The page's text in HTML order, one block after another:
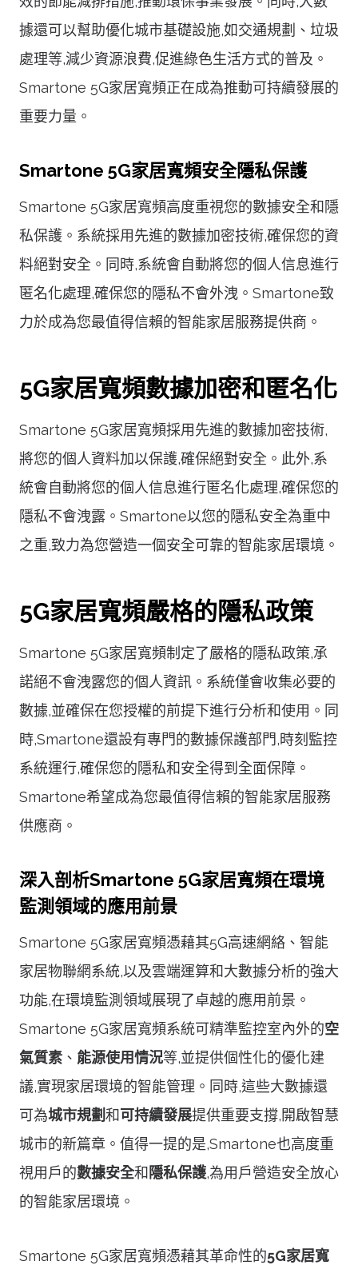
據還可以幫助優化城市基礎設施,如交通規劃、垃圾
處理等,減少資源浪費,促進綠色生活方式的普及。
Smartone 5G家居寬頻正在成為推動可持續發展的
重要力量。
Smartone 5G家居寬頻安全隱私保護
Smartone 5G家居寬頻高度重視您的數據安全和隱
私保護。系統採用先進的數據加密技術,確保您的資
料絕對安全。同時,系統會自動將您的個人信息進行
匿名化處理,確保您的隱私不會外洩。Smartone致
力於成為您最值得信賴的智能家居服務提供商。
5G家居寬頻數據加密和匿名化
Smartone 5G家居寬頻採用先進的數據加密技術,
將您的個人資料加以保護,確保絕對安全。此外,系
統會自動將您的個人信息進行匿名化處理,確保您的
隱私不會洩露。Smartone以您的隱私安全為重中
之重,致力為您營造一個安全可靠的智能家居環境。
5G家居寬頻嚴格的隱私政策
Smartone 5G家居寬頻制定了嚴格的隱私政策,承
諾絕不會洩露您的個人資訊。系統僅會收集必要的
數據,並確保在您授權的前提下進行分析和使用。同
時,Smartone還設有專門的數據保護部門,時刻監控
系統運行,確保您的隱私和安全得到全面保障。
Smartone希望成為您最值得信賴的智能家居服務
供應商。
深入剖析Smartone 5G家居寬頻在環境
監測領域的應用前景
Smartone 5G家居寬頻憑藉其5G高速網絡、智能
家居物聯網系統,以及雲端運算和大數據分析的強大
功能,在環境監測領域展現了卓越的應用前景。
Smartone 5G家居寬頻系統可精準監控室內外的空
氣質素 、 能源使用情況等,並提供個性化的優化建
議,實現家居環境的智能管理。同時,這些大數據還
可為城市規劃和可持續發展提供重要支撐,開啟智慧
城市的新篇章。值得一提的是,Smartone也高度重
視用戶的數據安全和隱私保護,為用戶營造安全放心
的智能家居環境。
Smartone 5G家居寬頻憑藉其革命性的5G家居寬